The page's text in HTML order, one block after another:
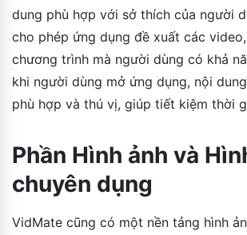
dung phù hợp với sở thích của người
cho phép ứng dụng đề xuất các
chương trình mà người dùng có khả
khi người dùng mở ứng dụng, nội
phù hợp và thú vị, giúp tiết kiệm thời
Phần Hình ảnh và
chuyên dụng
VidMate cũng có một nền tảng hình